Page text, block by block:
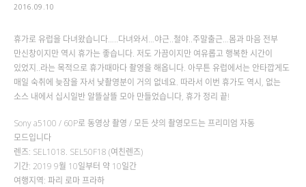
2016.09.10
휴가로 유럽을 다녀왔습니다…..다녀와서…야근..철야..주말출근…몸과 마음 전부
만신창이지만 역시 휴가는 좋습니다. 저도 가끔이지만 여유롭고 행복한 시간이
있었지..라는 목적으로 휴가때마다 촬영을 해옵니다. 아무튼 유럽에서는 안타깝게도
매일 숙취에 늦잠을 자서 낮촬영분이 거의 없네요. 따라서 이번 휴가도 역시, 없는
소스 내에서 십시일반 알뜰살뜰 모아 만들었습니다, 휴가 정리 끝!
Sony a5100 / 60P로 동영상 촬영 / 모든 샷의 촬영모드는 프리미엄 자동
모드입니다
렌즈: SEL1018. SEL50F18 (여친렌즈)
기간: 2019 9월 10일부터 약 10일간
여행지역: 파리 로마 프라하